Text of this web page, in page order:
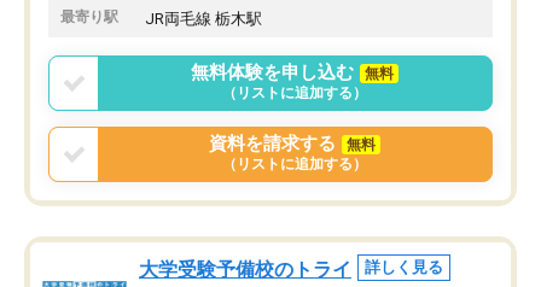
最寄り駅 JR両毛線 栃木駅
無料体験を申し込む
無料
（リストに追加する）
資料を請求する
無料
（リストに追加する）
大学受験予備校のトライ 詳しく見る